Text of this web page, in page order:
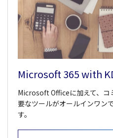
Microsoft 365 with
Microsoft Officeに加えて、コ
要なツールがオールインワン
す。